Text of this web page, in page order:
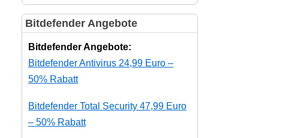
Bitdefender Angebote
Bitdefender Angebote:
Bitdefender Antivirus 24,99 Euro –
50% Rabatt
Bitdefender Total Security 47,99 Euro
– 50% Rabatt